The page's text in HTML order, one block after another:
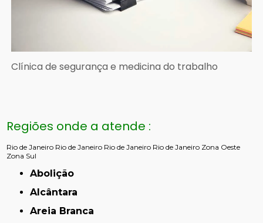
Clínica de segurança e medicina do trabalho
Regiões onde a atende :
Rio de Janeiro Rio de Janeiro Rio de Janeiro Rio de Janeiro Zona Oeste
Zona Sul
Abolição
Alcântara
Areia Branca